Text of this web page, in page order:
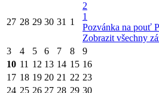
27 28 29 30 31 1
2
1
Pozvánka na pouť
Zobrazit všechny
3
4 5 6 7 8
9
10 11 12 13 14 15 16
17 18 19 20 21 22 23
24 25 26 27 28 29 30